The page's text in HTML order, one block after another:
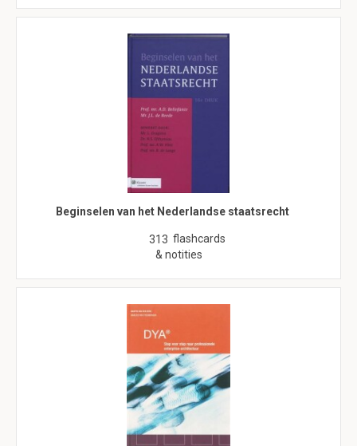
Beginselen van het Nederlandse staatsrecht
313 flashcards
& notities